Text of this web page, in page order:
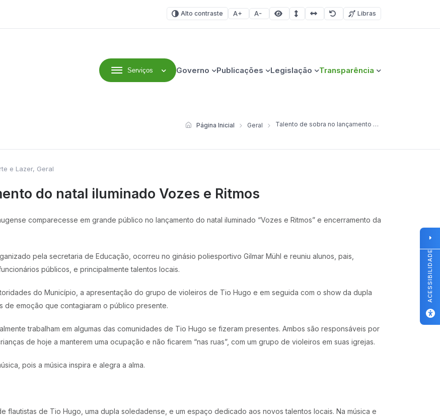
Alto contraste Aumentar fonte
Diminuir fonteÁrea selecionada
Espaçamento de linha
Espaço dos caracteres
RedefinirLibras
Serviços Governo Publicações Legislação Transparência
Página Inicial Geral Talento de sobra no lançamento do natal iluminado Vozes e Ritmos
e Lazer, Geral
do natal iluminado Vozes e Ritmos
comparecesse em grande público no lançamento do natal iluminado “Vozes e Ritmos” e encerramento da
pela secretaria de Educação, ocorreu no ginásio poliesportivo Gilmar Mühl e reuniu alunos, pais,
públicos, e principalmente talentos locais.
do Município, a apresentação do grupo de violeiros de Tio Hugo e em seguida com o show da dupla
de emoção que contagiaram o público presente.
trabalham em algumas das comunidades de Tio Hugo se fizeram presentes. Ambos são responsáveis por
de hoje a manterem uma ocupação e não ficarem “nas ruas”, com um grupo de violeiros em suas igrejas.
pois a música inspira e alegra a alma.
de Tio Hugo, uma dupla soledadense, e um espaço dedicado aos novos talentos locais. Na música e
ACESSIBILIDADE